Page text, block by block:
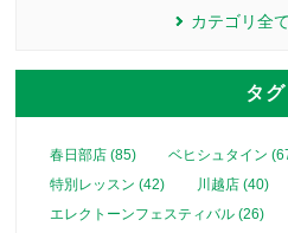
カテゴリ全
タグ
春日部店 (85) ベヒシュタイン
特別レッスン (42)
川越店 (40)
エレクトーンフェスティバル (26)